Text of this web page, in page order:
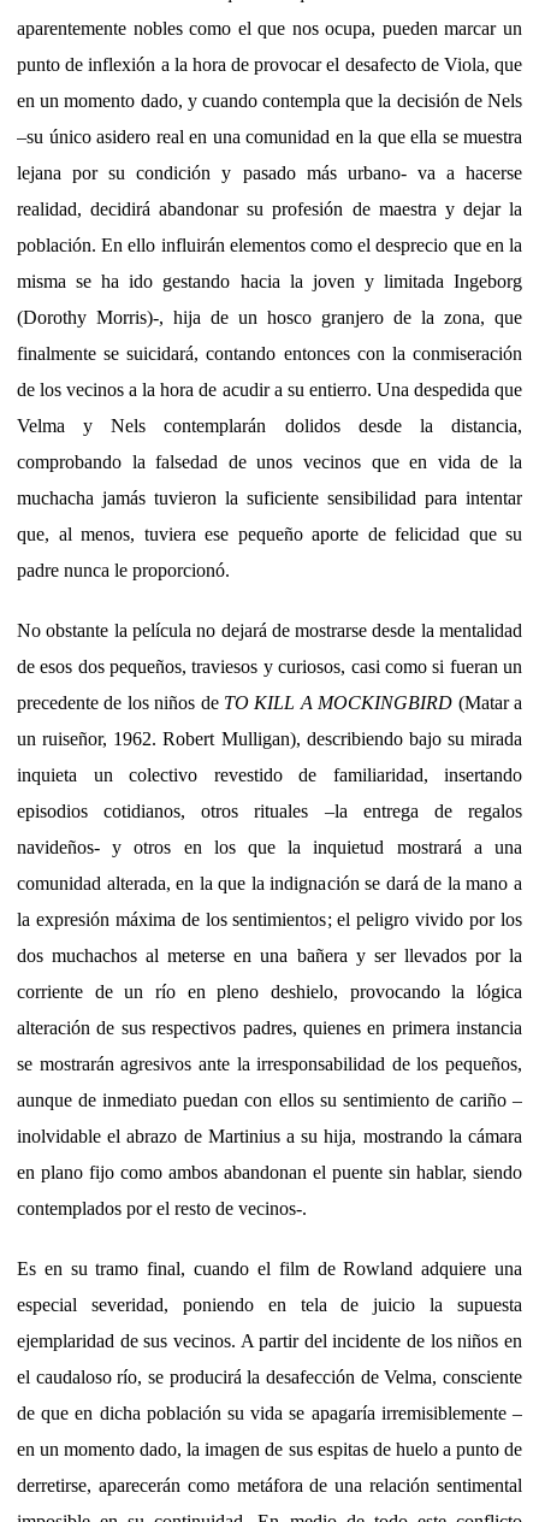
aparentemente nobles como el que nos ocupa, pueden marcar un
punto de inflexión a la hora de provocar el desafecto de Viola, que
en un momento dado, y cuando contempla que la decisión de Nels
–su único asidero real en una comunidad en la que ella se muestra
lejana por su condición y pasado más urbano- va a hacerse
realidad, decidirá abandonar su profesión de maestra y dejar la
población. En ello influirán elementos como el desprecio que en la
misma se ha ido gestando hacia la joven y limitada Ingeborg
(Dorothy Morris)-, hija de un hosco granjero de la zona, que
finalmente se suicidará, contando entonces con la conmiseración
de los vecinos a la hora de acudir a su entierro. Una despedida que
Velma y Nels contemplarán dolidos desde la distancia,
comprobando la falsedad de unos vecinos que en vida de la
muchacha jamás tuvieron la suficiente sensibilidad para intentar
que, al menos, tuviera ese pequeño aporte de felicidad que su
padre nunca le proporcionó.
No obstante la película no dejará de mostrarse desde la mentalidad
de esos dos pequeños, traviesos y curiosos, casi como si fueran un
precedente de los niños de TO KILL A MOCKINGBIRD (Matar a
un ruiseñor, 1962. Robert Mulligan), describiendo bajo su mirada
inquieta un colectivo revestido de familiaridad, insertando
episodios cotidianos, otros rituales –la entrega de regalos
navideños- y otros en los que la inquietud mostrará a una
comunidad alterada, en la que la indignación se dará de la mano a
la expresión máxima de los sentimientos; el peligro vivido por los
dos muchachos al meterse en una bañera y ser llevados por la
corriente de un río en pleno deshielo, provocando la lógica
alteración de sus respectivos padres, quienes en primera instancia
se mostrarán agresivos ante la irresponsabilidad de los pequeños,
aunque de inmediato puedan con ellos su sentimiento de cariño –
inolvidable el abrazo de Martinius a su hija, mostrando la cámara
en plano fijo como ambos abandonan el puente sin hablar, siendo
contemplados por el resto de vecinos-.
Es en su tramo final, cuando el film de Rowland adquiere una
especial severidad, poniendo en tela de juicio la supuesta
ejemplaridad de sus vecinos. A partir del incidente de los niños en
el caudaloso río, se producirá la desafección de Velma, consciente
de que en dicha población su vida se apagaría irremisiblemente –
en un momento dado, la imagen de sus espitas de huelo a punto de
derretirse, aparecerán como metáfora de una relación sentimental